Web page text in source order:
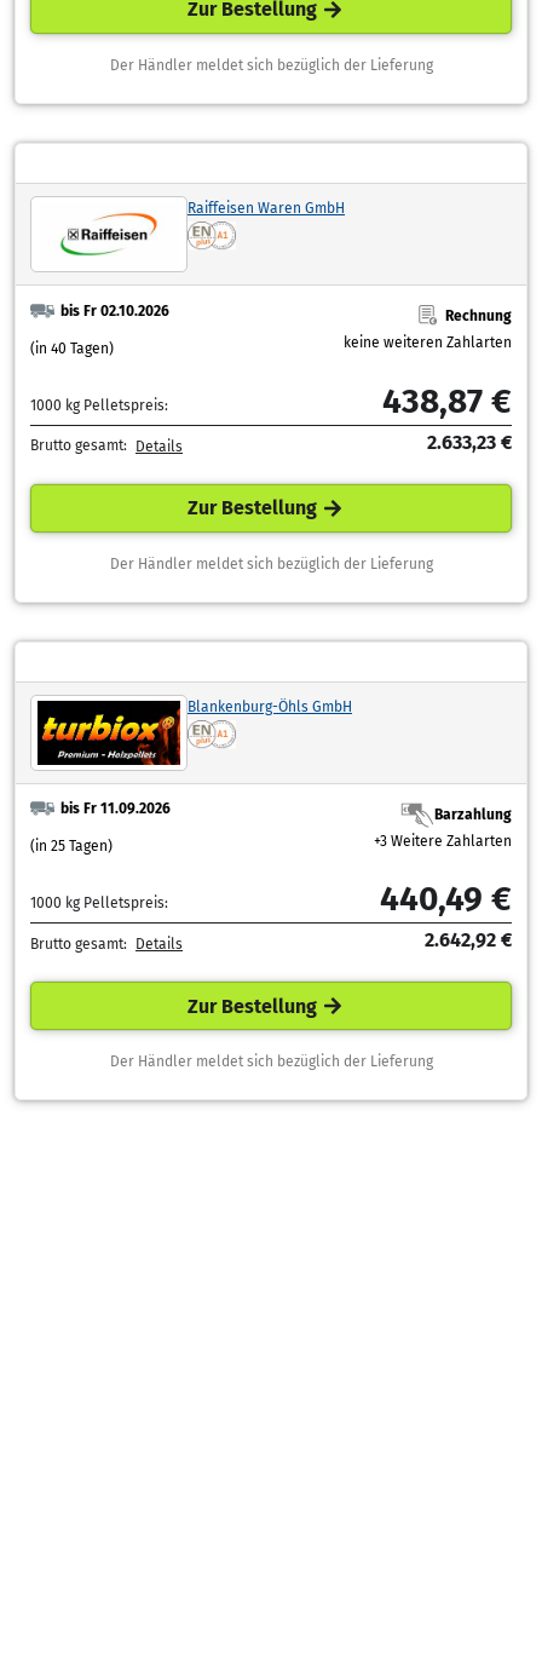
Zur Bestellung
Der Händler meldet sich bezüglich der Lieferung
Raiffeisen Waren GmbH
bis Fr 02.10.2026
(in 40 Tagen)
Rechnung
keine weiteren Zahlarten
1000 kg Pelletspreis: 438,87 €
Brutto gesamt: Details 2.633,23 €
Zur Bestellung
Der Händler meldet sich bezüglich der Lieferung
Blankenburg-Öhls GmbH
bis Fr 11.09.2026
(in 25 Tagen)
Barzahlung
+3 Weitere Zahlarten
1000 kg Pelletspreis: 440,49 €
Brutto gesamt: Details 2.642,92 €
Zur Bestellung
Der Händler meldet sich bezüglich der Lieferung